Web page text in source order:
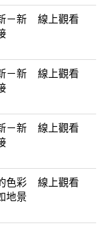
－新
線上觀看
－新
線上觀看
－新
線上觀看
色彩
地景
線上觀看